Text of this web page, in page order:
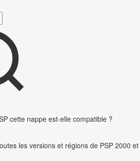
cette nappe est-elle compatible ?
les versions et régions de PSP 2000 et